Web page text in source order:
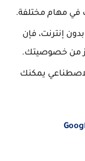
في مهام مختلفة.
إنترنت، فإن
من خصوصيتك.
يمكنك